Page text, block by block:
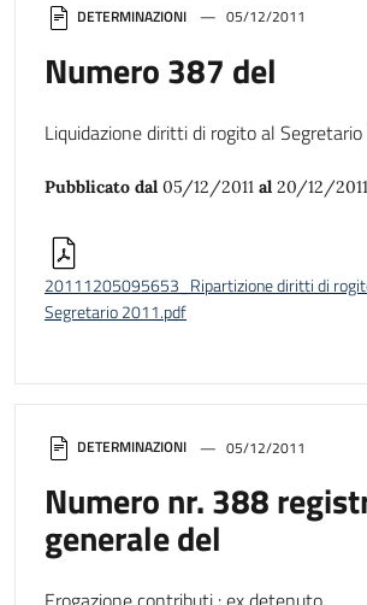
DETERMINAZIONI 05/12/2011
Numero nr. 388
generale del
DETERMINAZIONI 05/12/2011
Numero 387 del
Liquidazione diritti di rogito al
Pubblicato dal 05/12/2011 al 20/12/2011
20111205095653_Ripartizione diritti di
Segretario 2011.pdf